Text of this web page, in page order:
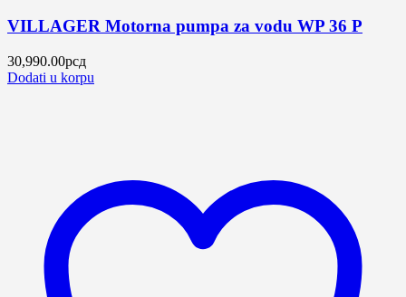
VILLAGER Motorna pumpa za vodu WP 36 P
30,990.00рсд
Dodati u korpu